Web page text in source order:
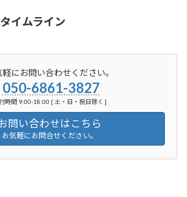
イムライン
軽にお問い合わせください。
050-6861-3827
時間 9:00-18:00 [ 土・日・祝日除く ]
問い合わせはこちら
お気軽にお問合せください。